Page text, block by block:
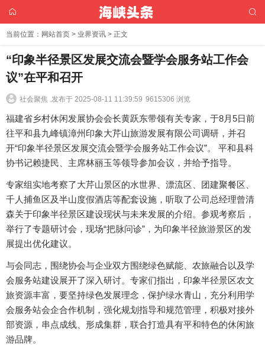
当前位置： 网站首页 > 业界资讯 > 正文
“印象半径景区发展交流会暨学会服务站工作会
议”在平和召开
社会聚焦 .发布于 2025-08-11 11:39:59 9615306 浏览
福建省乡村休闲发展协会会长黄跃东带领有关专家，于8月5日前
往平和县九峰镇漳州印象大芹山旅游发展有限公司调研，并召
开“印象半径景区发展交流会暨学会服务站工作会议”。 平和县科
协书记赖捷民、主席林丽玉等领导参加会议，并给予指导。
专家组实地考察了大芹山景区的水世界、漂流区、团建聚餐区、
千人捕鱼区及半山度假酒店等配套设施，听取了公司总经理曾清
森关于印象半径景区建设现状与未来发展的介绍。参观考察后，
举行了专题研讨会，现场“把脉问诊”，为印象半径旅游景区的发
展提出优化建议。
与会同志，围绕协会与企业双方围绕绿色赋能、农旅融合以及学
会服务站建设展开了深入研讨。专家们指出，印象半径景区农文
旅资源丰富，要坚持绿色发展理念，保护绿水青山，充分利用学
会服务站会企合作机制，强化规划指导和规范管理，积极对接外
部资源，串点成线、形成集群，联合打造具有平和特色的休闲旅
游品牌。